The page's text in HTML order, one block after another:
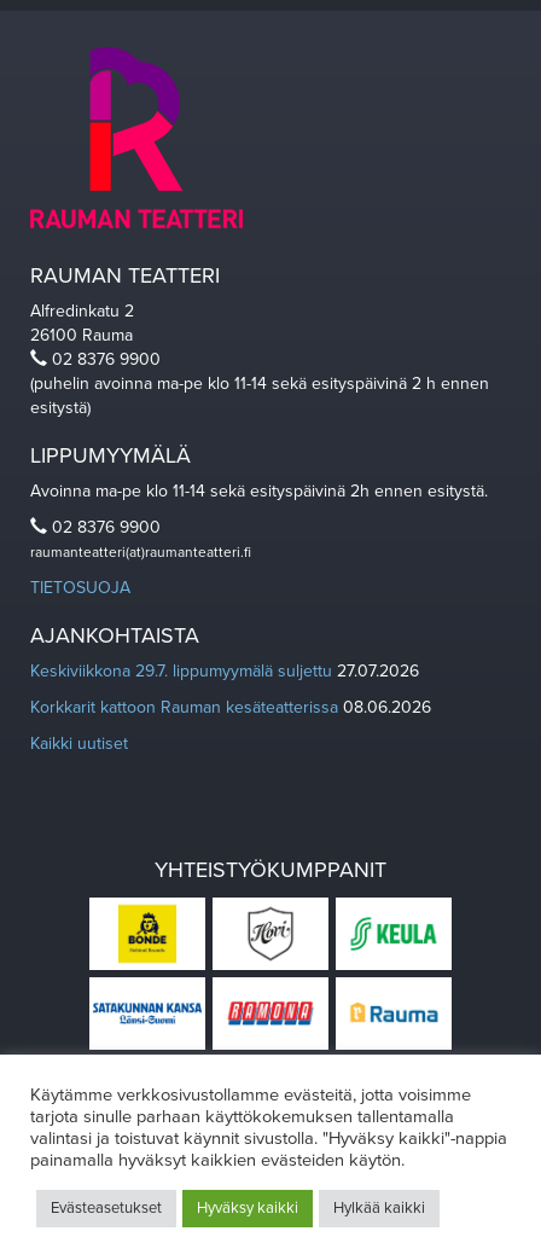
RAUMAN TEATTERI
Alfredinkatu 2
26100 Rauma
02 8376 9900
(puhelin avoinna ma-pe klo 11-14 sekä esityspäivinä 2 h ennen
esitystä)
LIPPUMYYMÄLÄ
Avoinna ma-pe klo 11-14 sekä esityspäivinä 2h ennen esitystä.
02 8376 9900
raumanteatteri(at)raumanteatteri.fi
TIETOSUOJA
AJANKOHTAISTA
Keskiviikkona 29.7. lippumyymälä suljettu 27.07.2026
Korkkarit kattoon Rauman kesäteatterissa 08.06.2026
Kaikki uutiset
YHTEISTYÖKUMPPANIT
Design:VÄRIKÄS
Käytämme verkkosivustollamme evästeitä, jotta voisimme
tarjota sinulle parhaan käyttökokemuksen tallentamalla
valintasi ja toistuvat käynnit sivustolla. "Hyväksy kaikki"-nappia
painamalla hyväksyt kaikkien evästeiden käytön.
Evästeasetukset Hyväksy kaikki Hylkää kaikki